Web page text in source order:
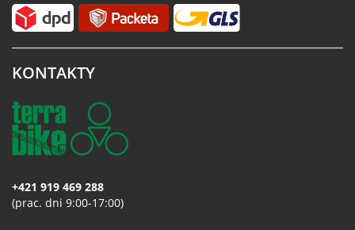
KONTAKTY
+421 919 469 288
(prac. dni 9:00-17:00)